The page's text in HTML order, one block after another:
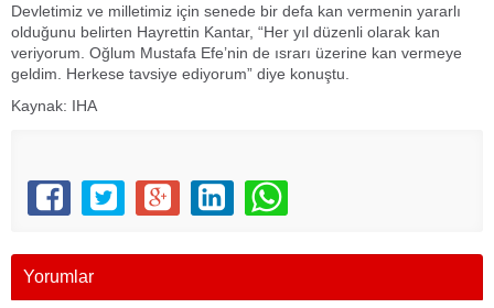
Devletimiz ve milletimiz için senede bir defa kan vermenin yararlı
olduğunu belirten Hayrettin Kantar, “Her yıl düzenli olarak kan
veriyorum. Oğlum Mustafa Efe’nin de ısrarı üzerine kan vermeye
geldim. Herkese tavsiye ediyorum” diye konuştu.
Kaynak: IHA
Yorumlar